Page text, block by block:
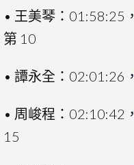
• 王美琴：01:58:25，
第 10
• 譚永全：02:01:26，
• 周峻程：02:10:42，
15